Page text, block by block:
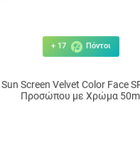
+ 17 Πόντοι
Screen Velvet Color Face
Προσώπου με Χρώμα 50ml